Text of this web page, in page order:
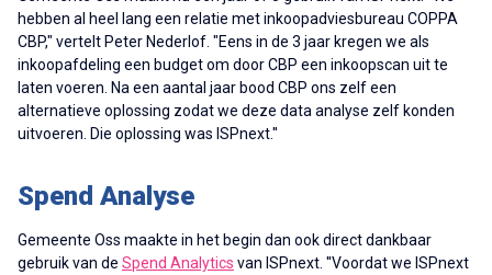
hebben al heel lang een relatie met inkoopadviesbureau COPPA
CBP," vertelt Peter Nederlof. "Eens in de 3 jaar kregen we als
inkoopafdeling een budget om door CBP een inkoopscan uit te
laten voeren. Na een aantal jaar bood CBP ons zelf een
alternatieve oplossing zodat we deze data analyse zelf konden
uitvoeren. Die oplossing was ISPnext.''
Spend Analyse
Gemeente Oss maakte in het begin dan ook direct dankbaar
gebruik van de Spend Analytics van ISPnext. ''Voordat we ISPnext